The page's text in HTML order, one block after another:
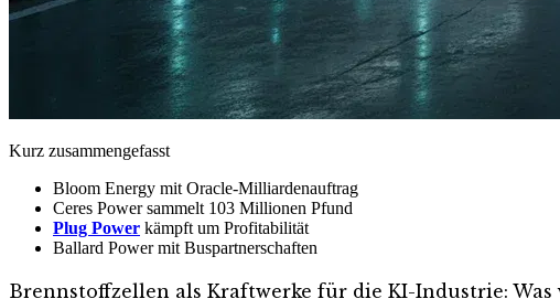
Kurz zusammengefasst
Bloom Energy mit Oracle-Milliardenauftrag
Ceres Power sammelt 103 Millionen Pfund
Plug Power kämpft um Profitabilität
Ballard Power mit Buspartnerschaften
Brennstoffzellen als Kraftwerke für die KI-Industrie: